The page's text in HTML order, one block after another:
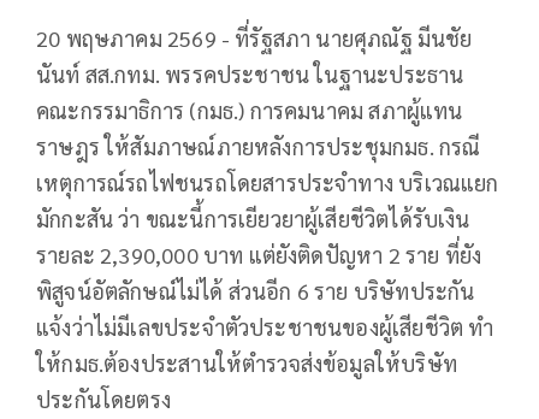
20 พฤษภาคม 2569 - ที่รัฐสภา นายศุภณัฐ มีนชัย
นันท์ สส.กทม. พรรคประชาชน ในฐานะประธาน
คณะกรรมาธิการ (กมธ.) การคมนาคม สภาผู้แทน
ราษฎร ให้สัมภาษณ์ภายหลังการประชุมกมธ. กรณี
เหตุการณ์รถไฟชนรถโดยสารประจำทาง บริเวณแยก
มักกะสัน ว่า ขณะนี้การเยียวยาผู้เสียชีวิตได้รับเงิน
รายละ 2,390,000 บาท แต่ยังติดปัญหา 2 ราย ที่ยัง
พิสูจน์อัตลักษณ์ไม่ได้ ส่วนอีก 6 ราย บริษัทประกัน
แจ้งว่าไม่มีเลขประจำตัวประชาชนของผู้เสียชีวิต ทำ
ให้กมธ.ต้องประสานให้ตำรวจส่งข้อมูลให้บริษัท
ประกันโดยตรง